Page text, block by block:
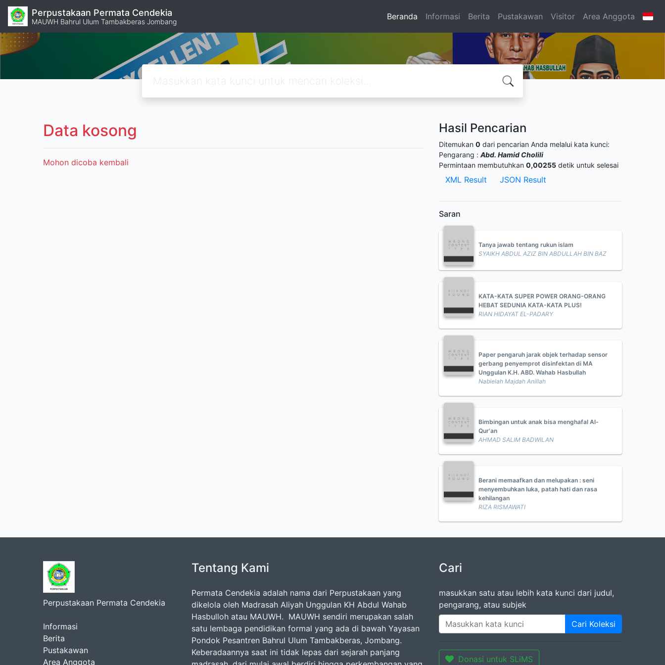
Perpustakaan Permata Cendekia
MAUWH Bahrul Ulum Tambakberas Jombang Beranda Informasi Berita Pustakawan Visitor Area Anggota
Data kosong
Mohon dicoba kembali
Hasil Pencarian
Ditemukan 0 dari pencarian Anda melalui kata kunci:
Pengarang : Abd. Hamid Cholili
Permintaan membutuhkan 0,00255 detik untuk selesai
XML Result JSON Result
Saran
Tanya jawab tentang rukun islam
SYAIKH ABDUL AZIZ BIN ABDULLAH BIN BAZ
KATA-KATA SUPER POWER ORANG-ORANG
HEBAT SEDUNIA KATA-KATA PLUS!
RIAN HIDAYAT EL-PADARY
Paper pengaruh jarak objek terhadap sensor
gerbang penyemprot disinfektan di MA
Unggulan K.H. ABD. Wahab Hasbullah
Nabielah Majdah Anillah
Bimbingan untuk anak bisa menghafal Al-
Qur'an
AHMAD SALIM BADWILAN
Berani memaafkan dan melupakan : seni
menyembuhkan luka, patah hati dan rasa
kehilangan
RIZA RISMAWATI
Perpustakaan Permata Cendekia
Informasi
Berita
Pustakawan
Area Anggota
Tentang Kami
Permata Cendekia adalah nama dari Perpustakaan yang
dikelola oleh Madrasah Aliyah Unggulan KH Abdul Wahab
Hasbulloh atau MAUWH. MAUWH sendiri merupakan salah
satu lembaga pendidikan formal yang ada di bawah Yayasan
Pondok Pesantren Bahrul Ulum Tambakberas, Jombang.
Keberadaannya saat ini tidak lepas dari sejarah panjang
Cari
masukkan satu atau lebih kata kunci dari judul,
pengarang, atau subjek
Cari Koleksi
Donasi untuk SLiMS